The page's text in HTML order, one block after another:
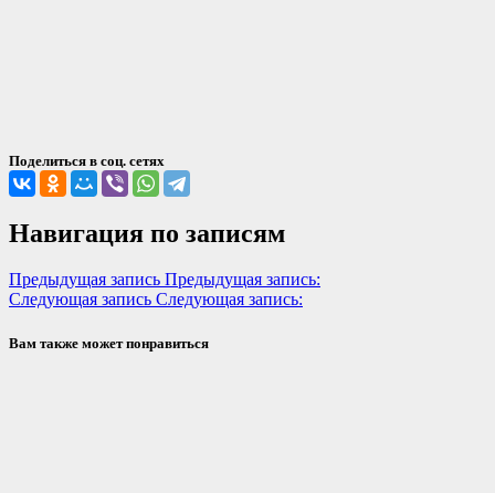
Поделиться в соц. сетях
Навигация по записям
Предыдущая запись Предыдущая запись:
Следующая запись Следующая запись:
Вам также может понравиться